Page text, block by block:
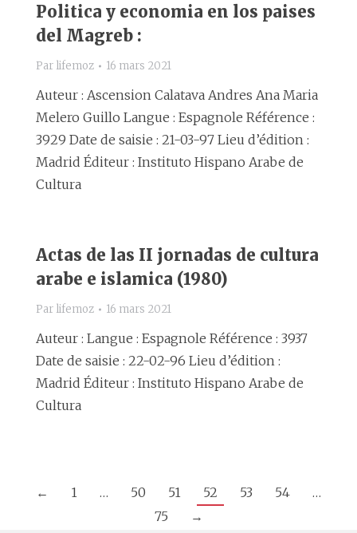
Politica y economia en los paises
del Magreb :
Par lifemoz 16 mars 2021
Auteur : Ascension Calatava Andres Ana Maria
Melero Guillo Langue : Espagnole Référence :
3929 Date de saisie : 21-03-97 Lieu d’édition :
Madrid Éditeur : Instituto Hispano Arabe de
Cultura
Actas de las II jornadas de cultura
arabe e islamica (1980)
Par lifemoz 16 mars 2021
Auteur : Langue : Espagnole Référence : 3937
Date de saisie : 22-02-96 Lieu d’édition :
Madrid Éditeur : Instituto Hispano Arabe de
Cultura
← 1 … 50 51 52 53 54
…
75
→